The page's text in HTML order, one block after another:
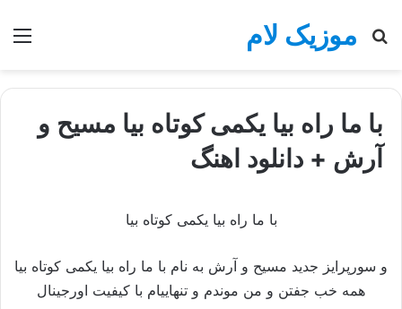
موزیک لام
جستجو
با ما راه بیا یکمی کوتاه بیا مسیح و
آرش + دانلود اهنگ
با ما راه بیا یکمی کوتاه بیا
و سورپرایز جدید مسیح و آرش به نام با ما راه بیا یکمی کوتاه بیا
همه خب جفتن و من موندم و تنهاییام با کیفیت اورجینال